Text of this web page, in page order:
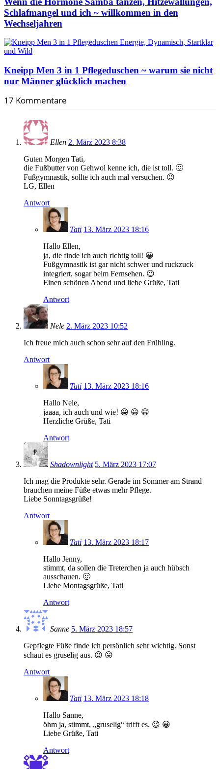
Schlafmangel und ich ~ willkommen in den
Wechseljahren
Kneipp Men 3 in 1 Pflegeduschen ~ warum sie nicht
nur Männer glücklich machen
17 Kommentare
Ellen 2. März 2023 8:38
Guten Morgen Tati,
die Fußbutter von Gehwol kenne ich, die ist toll. 🙂
Fußgymnastik, sollte ich auch mal versuchen. 😉
LG, Ellen
Antwort
Tati 13. März 2023 18:16
Hallo Ellen,
ja, die finde ich auch richtig toll! 😀
Fußgymnastik ist gar nicht schwer und ruckzuck
integriert, sogar beim Fernsehen. 😉
Einen schönen Abend und liebe Grüße, Tati
Antwort
Nele 2. März 2023 10:52
Ich freue mich auch schon sehr auf den Frühling.
Antwort
Tati 13. März 2023 18:16
Hallo Nele,
jaaaa, ich auch und wie! 😀 😀 😀
Herzliche Grüße, Tati
Antwort
Shadownlight 5. März 2023 17:07
Ich mag die Produkte sehr. Gerade im Sommer am Strand
brauchen meine Füße etwas mehr Pflege.
Liebe Sonntagsgrüße!
Antwort
Tati 13. März 2023 18:17
Hallo Jenny,
stimmt, da sollen die Treterchen ja auch hübsch
ausschauen. 🙂
Liebe Montagsgrüße, Tati
Antwort
Sanne 5. März 2023 18:57
Gepflegte Füße finde ich persönlich sehr wichtig. Sonst
schaut es gruselig aus. 😉 😛
Antwort
Tati 13. März 2023 18:18
Hallo Sanne,
öhm ja, stimmt, „gruselig“ trifft es. 😉 😀
Liebe Grüße, Tati
Antwort